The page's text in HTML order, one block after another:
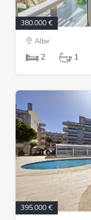
380.000 €
Albir
2 1
395.000 €